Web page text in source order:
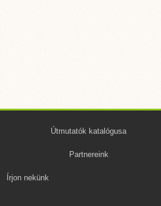
Útmutatók katalógusa
Partnereink
Írjon nekünk